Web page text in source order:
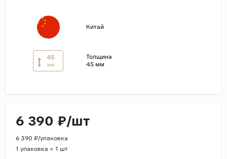
Китай
45
мм
Толщина
45 мм
6 390 ₽/шт
6 390 ₽/упаковка
1 упаковка = 1 шт